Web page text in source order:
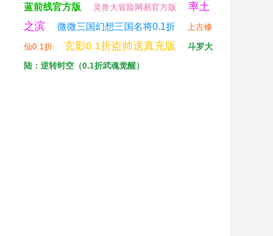
蓝前线官方版
灵兽大冒险网易官方版
率土
之滨
微微三国幻想三国名将0.1折 上古修
仙0.1折 玄影0.1折盗帅送真充版
斗罗大
陆：逆转时空（0.1折武魂觉醒）